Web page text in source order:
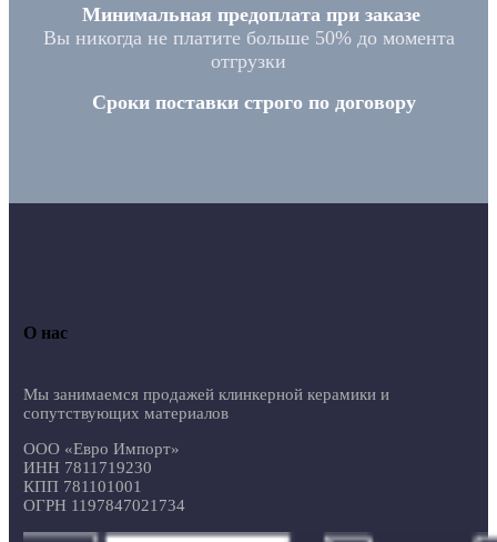
Минимальная предоплата при заказе
Вы никогда не платите больше 50% до момента
отгрузки
Сроки поставки строго по договору
О нас
Мы занимаемся продажей клинкерной керамики и
сопутствующих материалов
ООО «Евро Импорт»
ИНН 7811719230
КПП 781101001
ОГРН 1197847021734